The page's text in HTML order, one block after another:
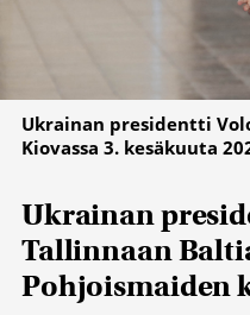
Ukrainan presidentti
Kiovassa 3. kesäkuuta
Ukrainan
Tallinnaan
Pohjoismaiden